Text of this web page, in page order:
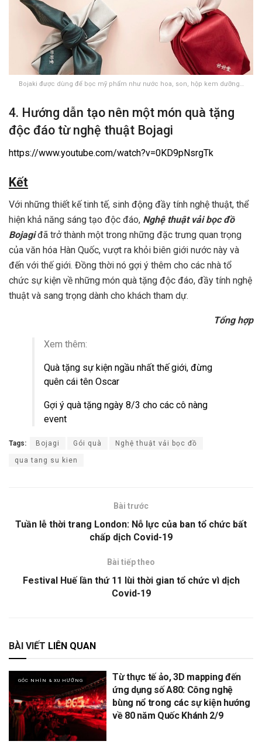
Bojaki được dùng để bọc mỹ phẩm như nước hoa, son, hộp kem dưỡng…
4. Hướng dẫn tạo nên một món quà tặng
độc đáo từ nghệ thuật Bojagi
https://www.youtube.com/watch?v=0KD9pNsrgTk
Kết
Với những thiết kế tinh tế, sinh động đầy tính nghệ thuật, thể
hiện khả năng sáng tạo độc đáo, Nghệ thuật vải bọc đồ
Bojagiđã trở thành một trong những đặc trưng quan trọng
của văn hóa Hàn Quốc, vượt ra khỏi biên giới nước này và
đến với thế giới. Đồng thời nó gợi ý thêm cho các nhà tổ
chức sự kiện về những món quà tặng độc đáo, đầy tính nghệ
thuật và sang trọng dành cho khách tham dự.
Tổng hợp
Xem thêm:
Quà tặng sự kiện ngầu nhất thế giới, đừng
quên cái tên Oscar
Gợi ý quà tặng ngày 8/3 cho các cô nàng
event
Tags: Bojagi Gói quà Nghệ thuật vải bọc đồ
qua tang su kien
Bài trước
Tuần lễ thời trang London: Nỗ lực của ban tổ chức bất
chấp dịch Covid-19
Bài tiếp theo
Festival Huế lần thứ 11 lùi thời gian tổ chức vì dịch
Covid-19
BÀI VIẾT LIÊN QUAN
GÓC NHÌN & XU HƯỚNG
Từ thực tế ảo, 3D mapping đến
ứng dụng số A80: Công nghệ
bùng nổ trong các sự kiện hướng
về 80 năm Quốc Khánh 2/9